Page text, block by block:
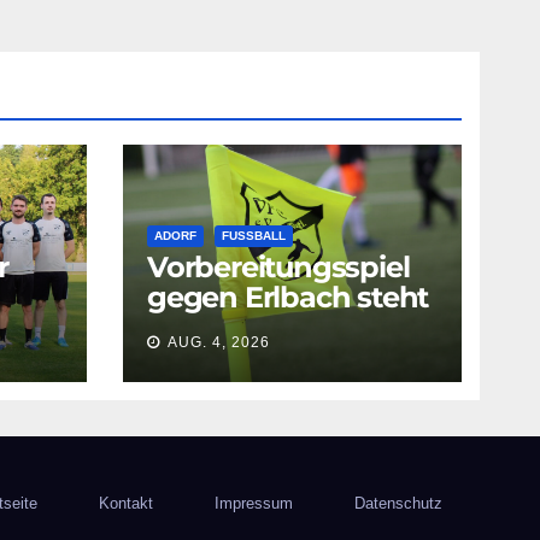
ADORF FUSSBALL
Vorbereitungsspiel
gegen Erlbach steht
anAUG. 4, 2026
Kontakt Impressum Datenschutz